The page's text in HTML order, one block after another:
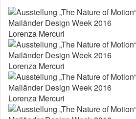
Lorenza Mercuri
Lorenza Mercuri
Lorenza Mercuri